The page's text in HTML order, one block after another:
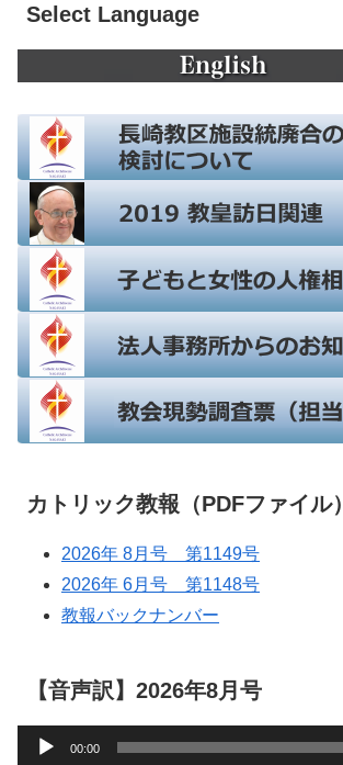
Select Language
カトリック教報（PDFファイル）
2026年 8月号 第1149号
2026年 6月号 第1148号
教報バックナンバー
【音声訳】2026年8月号
00:00